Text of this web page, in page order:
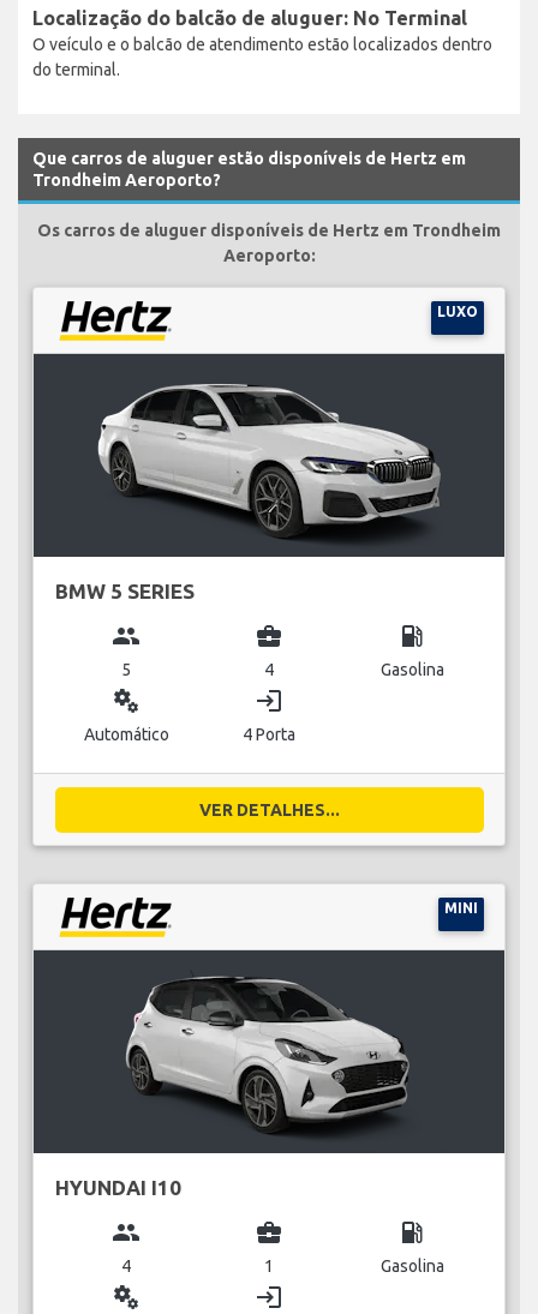
Localização do balcão de aluguer: No Terminal
O veículo e o balcão de atendimento estão localizados dentro
do terminal.
Que carros de aluguer estão disponíveis de Hertz em
Trondheim Aeroporto?
Os carros de aluguer disponíveis de Hertz em Trondheim
Aeroporto:
LUXO
BMW 5 SERIES
group
5
business_center
4
local_gas_station
Gasolina
miscellaneous_services
Automático
login
4 Porta
VER DETALHES...
MINI
HYUNDAI I10
group
4
business_center
1
local_gas_station
Gasolina
miscellaneous_services login